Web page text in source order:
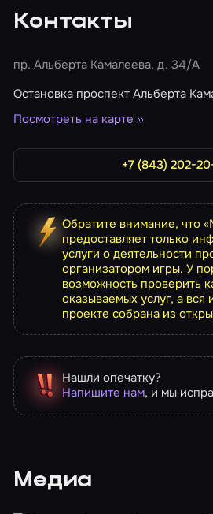
Контакты
пр. Альберта Камалеева, д. 34/А
Остановка проспект Альберта
Посмотреть на карте
+7 (843) 202-
Обратите внимание, что
предоставляет только
услуги о деятельности
организатором игры. У
возможность проверить
оказываемых услуг, а
проекте собрана из
Нашли опечатку?
Напишите нам, и мы
Медиа